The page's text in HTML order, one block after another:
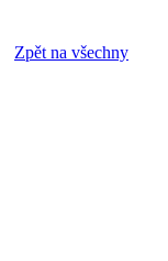
Zpět na všechny